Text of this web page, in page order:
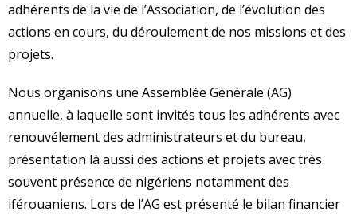
adhérents de la vie de l’Association, de l’évolution des
actions en cours, du déroulement de nos missions et des
projets.
Nous organisons une Assemblée Générale (AG)
annuelle, à laquelle sont invités tous les adhérents avec
renouvélement des administrateurs et du bureau,
présentation là aussi des actions et projets avec très
souvent présence de nigériens notamment des
iférouaniens. Lors de l’AG est présenté le bilan financier